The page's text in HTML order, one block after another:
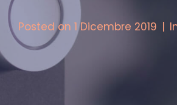
Posted on 1 Dicembre 2019